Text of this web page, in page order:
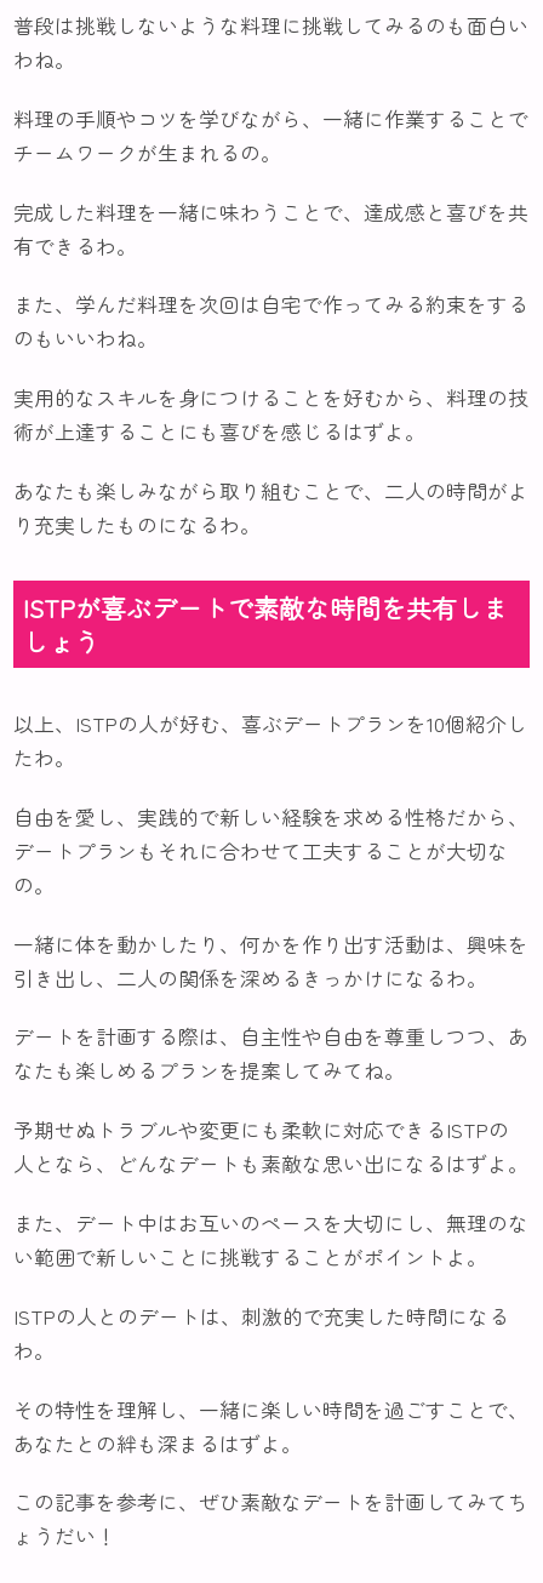
普段は挑戦しないような料理に挑戦してみるのも面白い
わね。
料理の手順やコツを学びながら、一緒に作業することで
チームワークが生まれるの。
完成した料理を一緒に味わうことで、達成感と喜びを共
有できるわ。
また、学んだ料理を次回は自宅で作ってみる約束をする
のもいいわね。
実用的なスキルを身につけることを好むから、料理の技
術が上達することにも喜びを感じるはずよ。
あなたも楽しみながら取り組むことで、二人の時間がよ
り充実したものになるわ。
ISTPが喜ぶデートで素敵な時間を共有しま
しょう
以上、ISTPの人が好む、喜ぶデートプランを10個紹介し
たわ。
自由を愛し、実践的で新しい経験を求める性格だから、
デートプランもそれに合わせて工夫することが大切な
の。
一緒に体を動かしたり、何かを作り出す活動は、興味を
引き出し、二人の関係を深めるきっかけになるわ。
デートを計画する際は、自主性や自由を尊重しつつ、あ
なたも楽しめるプランを提案してみてね。
予期せぬトラブルや変更にも柔軟に対応できるISTPの
人となら、どんなデートも素敵な思い出になるはずよ。
また、デート中はお互いのペースを大切にし、無理のな
い範囲で新しいことに挑戦することがポイントよ。
ISTPの人とのデートは、刺激的で充実した時間になる
わ。
その特性を理解し、一緒に楽しい時間を過ごすことで、
あなたとの絆も深まるはずよ。
この記事を参考に、ぜひ素敵なデートを計画してみてち
ょうだい！